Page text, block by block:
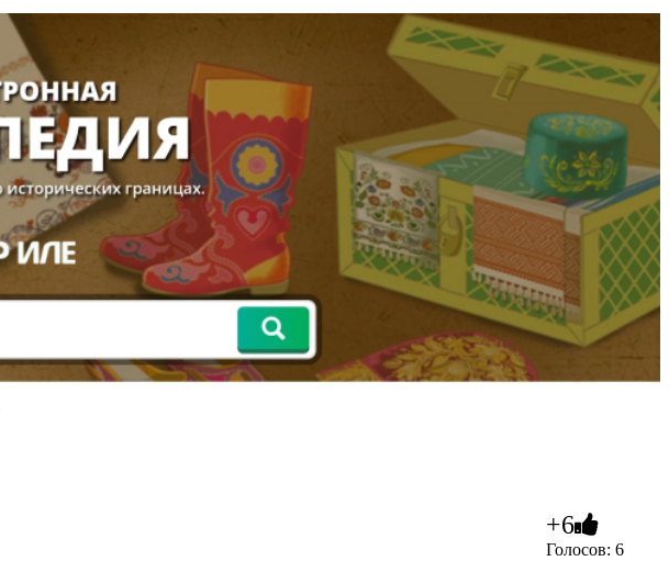
+6
Голосов: 6